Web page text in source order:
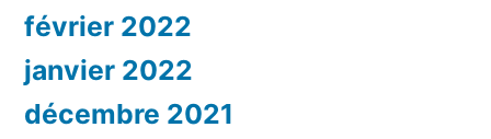
février 2022
janvier 2022
décembre 2021